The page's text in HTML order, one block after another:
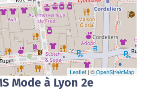
Leaflet | ©OpenStreetMap
Mode à Lyon 2e